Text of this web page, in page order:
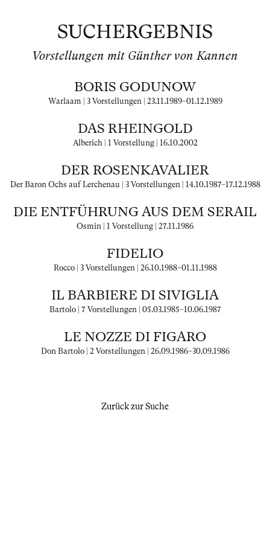
SUCHERGEBNIS
Vorstellungen mit Günther von Kannen
BORIS GODUNOW
Warlaam | 3 Vorstellungen | 23.11.1989–01.12.1989
DAS RHEINGOLD
Alberich | 1 Vorstellung | 16.10.2002
DER ROSENKAVALIER
Der Baron Ochs auf Lerchenau | 3 Vorstellungen | 14.10.1987–17.12.1988
DIE ENTFÜHRUNG AUS DEM SERAIL
Osmin | 1 Vorstellung | 27.11.1986
FIDELIO
Rocco | 3 Vorstellungen | 26.10.1988–01.11.1988
IL BARBIERE DI SIVIGLIA
Bartolo | 7 Vorstellungen | 05.03.1985–10.06.1987
LE NOZZE DI FIGARO
Don Bartolo | 2 Vorstellungen | 26.09.1986–30.09.1986
Zurück zur Suche